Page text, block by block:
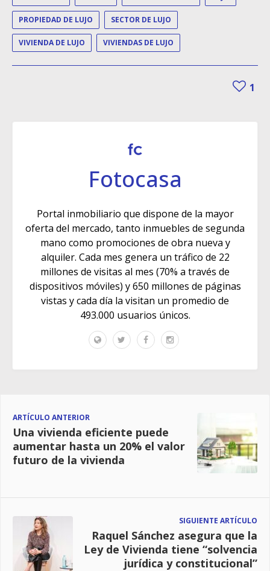
PROPIEDAD DE LUJO SECTOR DE LUJO
VIVIENDA DE LUJO VIVIENDAS DE LUJO
1
Fotocasa
Portal inmobiliario que dispone de la mayor
oferta del mercado, tanto inmuebles de segunda
mano como promociones de obra nueva y
alquiler. Cada mes genera un tráfico de 22
millones de visitas al mes (70% a través de
dispositivos móviles) y 650 millones de páginas
vistas y cada día la visitan un promedio de
493.000 usuarios únicos.
ARTÍCULO ANTERIOR
Una vivienda eficiente puede
aumentar hasta un 20% el valor
futuro de la vivienda
SIGUIENTE ARTÍCULO
Raquel Sánchez asegura que la
Ley de Vivienda tiene “solvencia
jurídica y constitucional”